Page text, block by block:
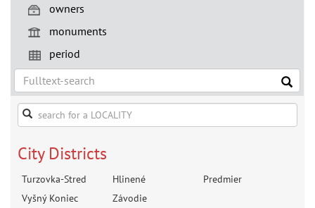
owners
monuments
period
City Districts
Turzovka-Stred Hlinené
Predmier
Vyšný Koniec
Závodie